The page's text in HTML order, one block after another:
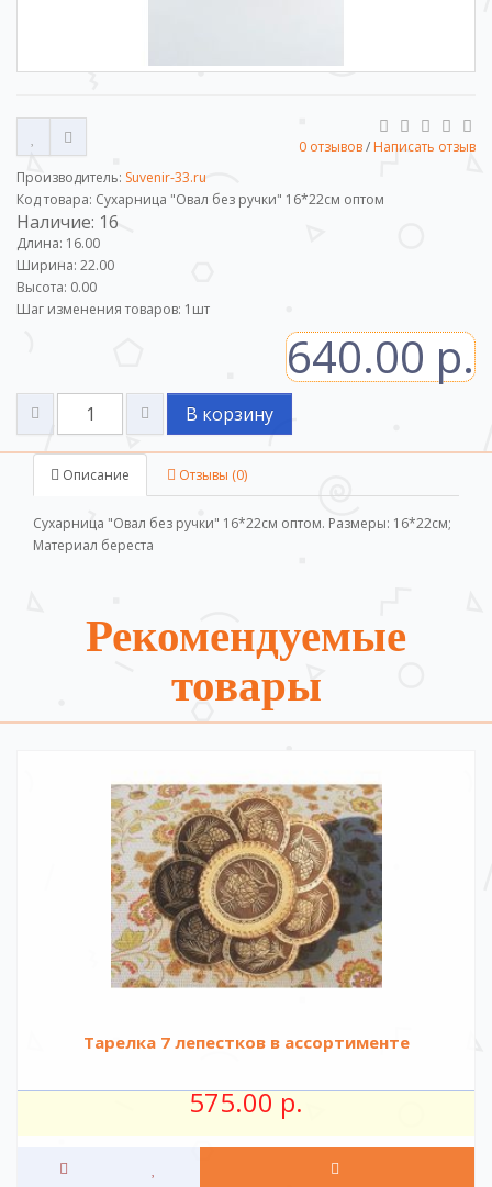
0 отзывов/ Написать отзыв
Производитель: Suvenir-33.ru
Код товара: Сухарница "Овал без ручки" 16*22см оптом
Наличие: 16
Длина: 16.00
Ширина: 22.00
Высота: 0.00
Шаг изменения товаров: 1 шт
640.00 р.
В корзину
Описание Отзывы (0)
Сухарница "Овал без ручки" 16*22см оптом. Размеры: 16*22см;
Материал береста
Рекомендуемые
товары
Тарелка 7 лепестков в ассортименте
575.00 р.